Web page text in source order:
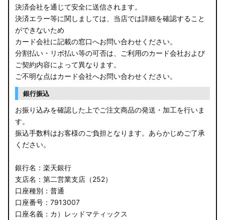
E13 ノート
E12 ノート
B44A/B45A B47A/B48A ルークス ハイウェイスター
JF3/4 N-BOX カスタム
JH3/4 N-WGN
JH1/2 N-WGN
RT5/6 RW1/2 CR-V
RU3/4 ヴェゼル
JW5 S660
決済会社を通じて安全に送信されます。
決済エラー等に関しましては、当店では詳細を確認すること
ができないため
カード会社に記載の窓口へお問い合わせください。
分割払い・リボ払い等の可否は、ご利用のカード会社および
ご契約内容によって異なります。
ご不明な点はカード会社へお問い合わせください。
銀行振込
お振り込みを確認した上でご注文商品の発送・加工を行いま
す。
振込手数料はお客様のご負担となります。あらかじめご了承
ください。
銀行名：楽天銀行
支店名：第二営業支店（252）
口座種別：普通
口座番号：7913007
口座名義：カ）レッドマティックス